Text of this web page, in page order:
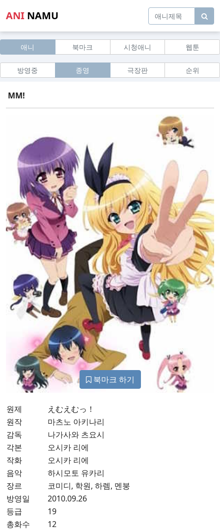
ANI NAMU
애니 북마크 시청애니 웹툰
방영중 종영 극장판 순위
MM!
북마크 하기
원제
えむえむっ！
원작
마츠노 아키나리
감독
나가사와 츠요시
각본
오시카 리에
작화
오시카 리에
음악
하시모토 유카리
장르
코미디, 학원, 하렘, 멘붕
방영일
2010.09.26
등급
19
총화수
12